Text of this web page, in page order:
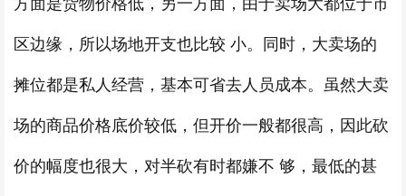
区边缘，所以场地开支也比较 小。同时，大卖场的
摊位都是私人经营，基本可省去人员成本。虽然大卖
场的商品价格底价较低，但开价一般都很高，因此砍
价的幅度也很大，对半砍有时都嫌不 够，最低的甚